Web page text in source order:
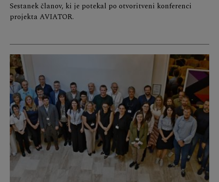
Sestanek članov, ki je potekal po otvoritveni konferenci
projekta AVIATOR.